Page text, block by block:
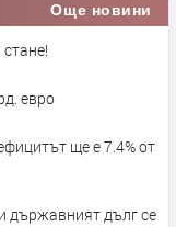
Още новини
евро
ще е 7.4% от
държавният дълг се